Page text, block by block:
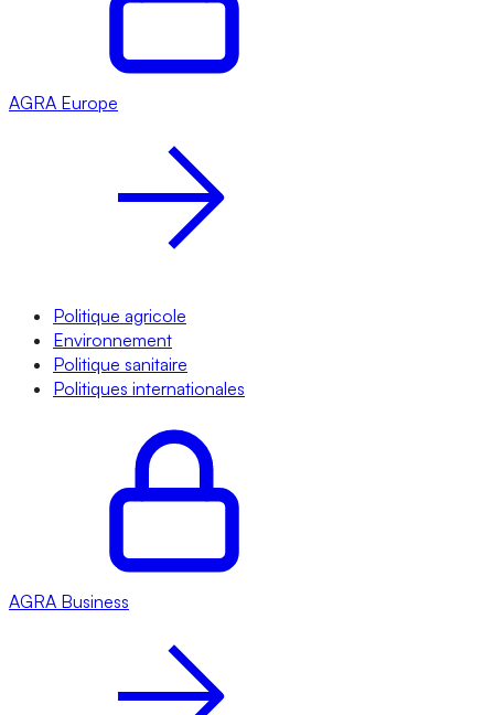
AGRA Europe
Politique agricole
Environnement
Politique sanitaire
Politiques internationales
AGRA Business